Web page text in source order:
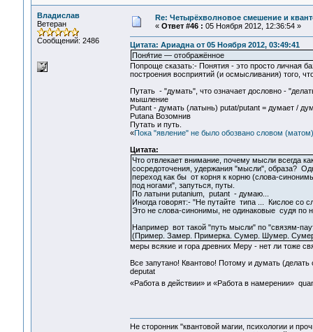
Владислав
Ветеран
Сообщений: 2486
Re: Четырёхволновое смешение и
« Ответ #46 : 05 Ноября 2012, 12:36:54 »
Цитата: Ариадна от 05 Ноября 2012, 03:49:41
Поня́тие — отображённое
Попроще сказать:- Понятия - это просто личная
построения восприятий (и осмысливания) того,
Путать - "думать", что означает дословно -
мышление
Putant - думать (латынь) putat/putant = думает
Putanа Возомнив
Путать и путь.
«Пока "явление" не было обозвано словом
Цитата:
Что отвлекает внимание, почему мысли всегда
сосредоточения, удержания "мысли", образа?
переход как бы от корня к корню (слова-
под ногами", запуться, путы.
По латыни putanium, putant - думаю...
Иногда говорят:- "Не путайте типа ... Кислое со
Это не слова-синонимы, не одинаковые судя по
Например вот такой "путь мысли" по "связям-
(Пример. Замер. Примерка. Сумер. Шумер.
меры всякие и гора древних Меру - нет ли тоже
Все запутано! Квантово! Потому и думать
deputat
«Работа в действии» и «Работа в намерении»
Не сторонник "квантовой магии, психологии и